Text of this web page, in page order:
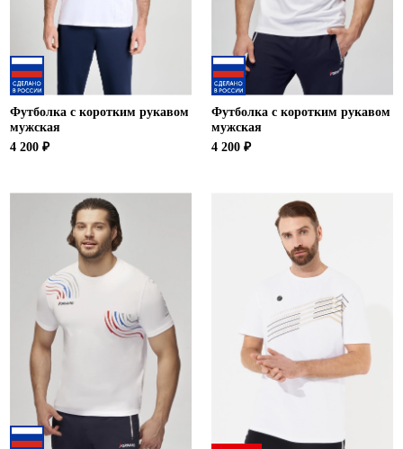
Футболка с коротким рукавом
мужская
4 200 ₽
Футболка с коротким рукавом
мужская
4 200 ₽